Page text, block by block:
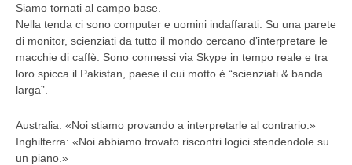
Siamo tornati al campo base.
Nella tenda ci sono computer e uomini indaffarati. Su una parete
di monitor, scienziati da tutto il mondo cercano d’interpretare le
macchie di caffè. Sono connessi via Skype in tempo reale e tra
loro spicca il Pakistan, paese il cui motto è “scienziati & banda
larga”.
Australia: «Noi stiamo provando a interpretarle al contrario.»
Inghilterra: «Noi abbiamo trovato riscontri logici stendendole su
un piano.»